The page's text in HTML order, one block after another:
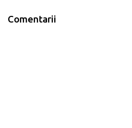
Comentarii